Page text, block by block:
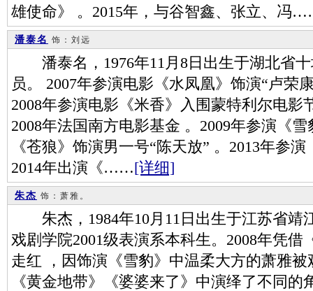
雄使命》 。2015年，与谷智鑫、张立、冯
潘泰名 饰：刘远
潘泰名，1976年11月8日出生于湖北省十
员。 2007年参演电影《水凤凰》饰演“卢荣
2008年参演电影《米香》入围蒙特利尔电影
2008年法国南方电影基金 。2009年参演《
《苍狼》饰演男一号“陈天放” 。2013年参
2014年出演《……[详细]
朱杰 饰：萧雅。
朱杰，1984年10月11日出生于江苏省靖
戏剧学院2001级表演系本科生。2008年凭
走红 ，因饰演《雪豹》中温柔大方的萧雅被
《黄金地带》《婆婆来了》中演绎了不同